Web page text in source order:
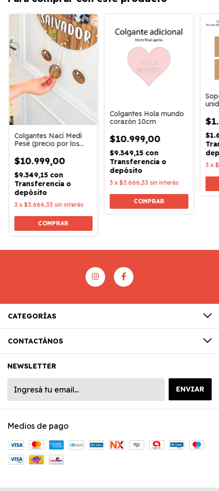
Colgantes Nací Medí
Pesé (precio por los
$10.999,00
$9.349,15 con
Transferencia o
depósito
3 x $3.666,33 sin interés
Colgantes Hola mundo
corazón 10cm
$10.999,00
$9.349,15 con
Transferencia o
depósito
3 x$3.666,33 sin interés
3 x
CATEGORÍAS
CONTACTÁNOS
NEWSLETTER
Medios de pago